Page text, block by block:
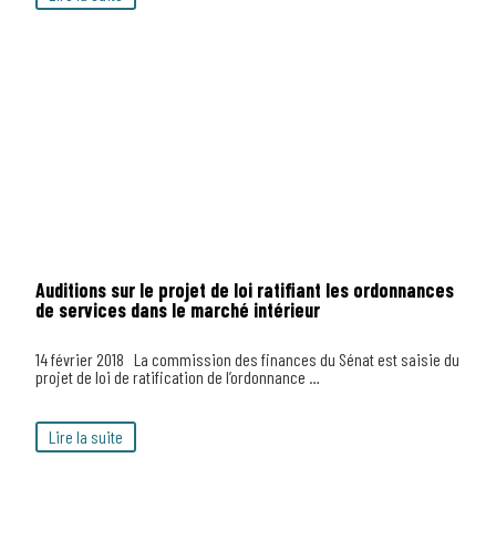
Auditions sur le projet de loi ratifiant les ordonnances
de services dans le marché intérieur
14 février 2018 La commission des finances du Sénat est saisie du
projet de loi de ratification de l’ordonnance …
Lire la suite